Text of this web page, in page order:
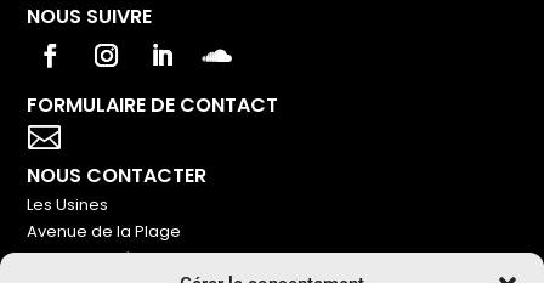
NOUS SUIVRE
FORMULAIRE DE CONTACT

NOUS CONTACTER
Les Usines
Avenue de la Plage
86240 Ligugé